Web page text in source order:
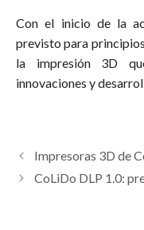
Con el inicio de la
previsto para
la impresión 3D
innovaciones y
Impresoras 3D de
CoLiDo DLP 1.0: